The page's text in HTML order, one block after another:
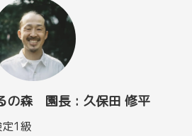
の森 園長 : 久保田 修平
1級